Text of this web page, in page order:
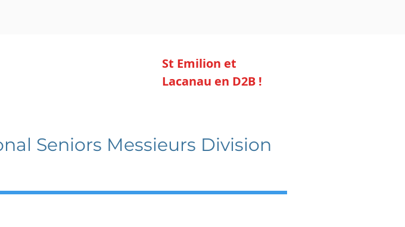
St Emilion et
Lacanau en D2B !
Seniors Messieurs Division